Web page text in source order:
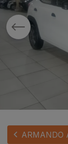
ARMANDO